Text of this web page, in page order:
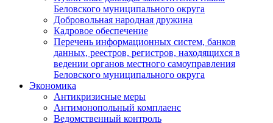
Беловского муниципального округа
Добровольная народная дружина
Кадровое обеспечение
Перечень информационных систем, банков
данных, реестров, регистров, находящихся в
ведении органов местного самоуправления
Беловского муниципального округа
Экономика
Антикризисные меры
Антимонопольный комплаенс
Ведомственный контроль